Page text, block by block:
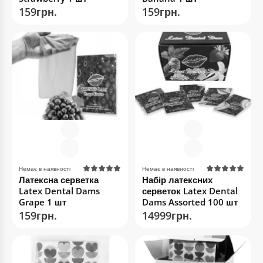
159грн. 159грн.
Немає в наявності
Латексна серветка
Latex Dental Dams
Grape 1 шт
159грн.
Немає в наявності
Набір латексних
серветок Latex Dental
Dams Assorted 100 шт
14999грн.